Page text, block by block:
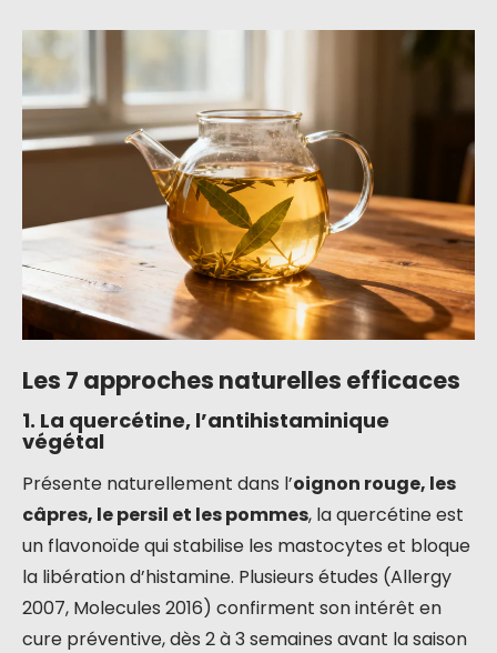
Les 7 approches naturelles efficaces
1. La quercétine, l’antihistaminique
végétal
Présente naturellement dans l’oignon rouge, les
câpres, le persil et les pommes, la quercétine est
un flavonoïde qui stabilise les mastocytes et bloque
la libération d’histamine. Plusieurs études (Allergy
2007, Molecules 2016) confirment son intérêt en
cure préventive, dès 2 à 3 semaines avant la saison